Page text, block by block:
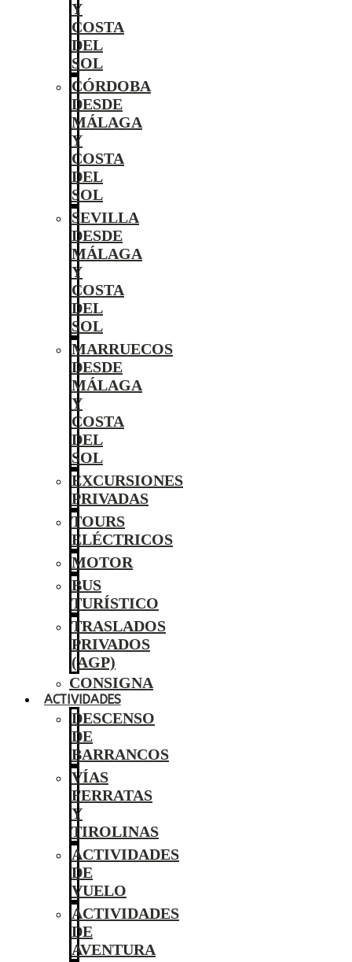
Y
COSTA
DEL
SOL
CÓRDOBA
DESDE
MÁLAGA
Y
COSTA
DEL
SOL
SEVILLA
DESDE
MÁLAGA
Y
COSTA
DEL
SOL
MARRUECOS
DESDE
MÁLAGA
Y
COSTA
DEL
SOL
EXCURSIONES
PRIVADAS
TOURS
ELÉCTRICOS
MOTOR
BUS
TURÍSTICO
TRASLADOS
PRIVADOS
(AGP)
CONSIGNA
ACTIVIDADES
DESCENSO
DE
BARRANCOS
VÍAS
FERRATAS
Y
TIROLINAS
ACTIVIDADES
DE
VUELO
ACTIVIDADES
DE
AVENTURA